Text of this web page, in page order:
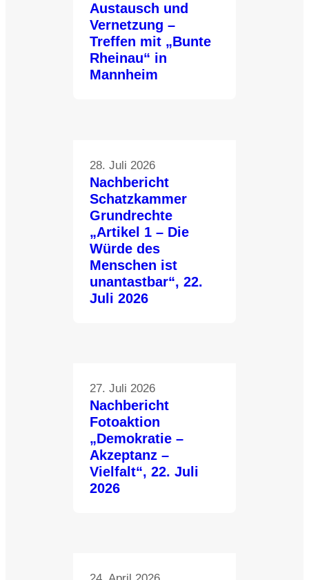
Austausch und
Vernetzung –
Treffen mit „Bunte
Rheinau“ in
Mannheim
28. Juli 2026
Nachbericht
Schatzkammer
Grundrechte
„Artikel 1 – Die
Würde des
Menschen ist
unantastbar“, 22.
Juli 2026
27. Juli 2026
Nachbericht
Fotoaktion
„Demokratie –
Akzeptanz –
Vielfalt“, 22. Juli
2026